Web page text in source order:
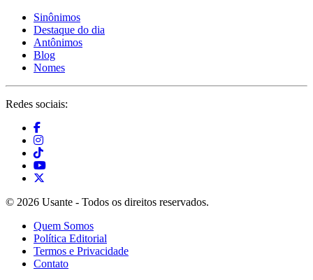
Sinônimos
Destaque do dia
Antônimos
Blog
Nomes
Redes sociais:
© 2026 Usante - Todos os direitos reservados.
Quem Somos
Política Editorial
Termos e Privacidade
Contato